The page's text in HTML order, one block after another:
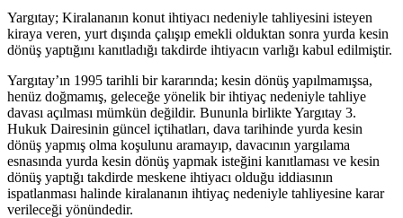
Yargıtay; Kiralananın konut ihtiyacı nedeniyle tahliyesini isteyen
kiraya veren, yurt dışında çalışıp emekli olduktan sonra yurda kesin
dönüş yaptığını kanıtladığı takdirde ihtiyacın varlığı kabul edilmiştir.
Yargıtay’ın 1995 tarihli bir kararında; kesin dönüş yapılmamışsa,
henüz doğmamış, geleceğe yönelik bir ihtiyaç nedeniyle tahliye
davası açılması mümkün değildir. Bununla birlikte Yargıtay 3.
Hukuk Dairesinin güncel içtihatları, dava tarihinde yurda kesin
dönüş yapmış olma koşulunu aramayıp, davacının yargılama
esnasında yurda kesin dönüş yapmak isteğini kanıtlaması ve kesin
dönüş yaptığı takdirde meskene ihtiyacı olduğu iddiasının
ispatlanması halinde kiralananın ihtiyaç nedeniyle tahliyesine karar
verileceği yönündedir.